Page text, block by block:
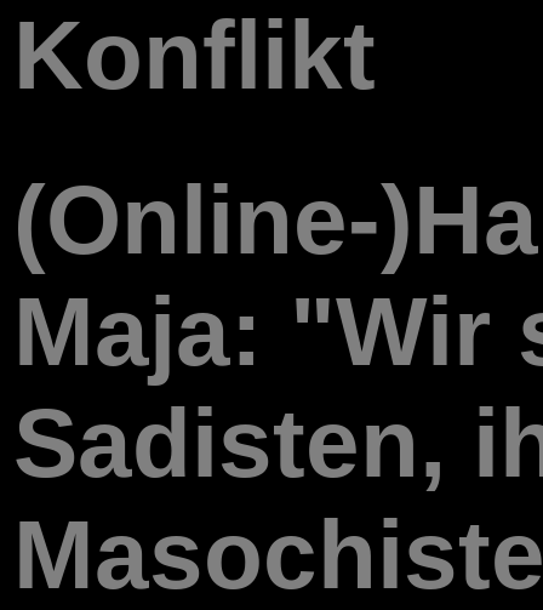
Konflikt
(Online-
Maja: "Wir
Sadisten,